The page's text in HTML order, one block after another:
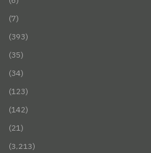
(7)
(393)
(35)
(34)
(123)
(142)
(21)
(3٬213)